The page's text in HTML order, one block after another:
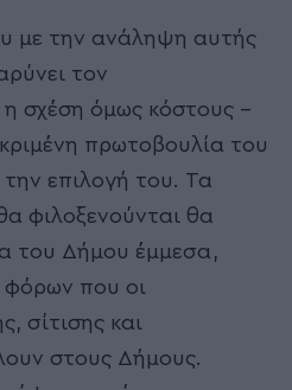
με την ανάληψη αυτής
τον
σχέση όμως κόστους –
πρωτοβουλία του
επιλογή του. Τα
φιλοξενούνται θα
του Δήμου έμμεσα,
που οι
σίτισης και
στους Δήμους.